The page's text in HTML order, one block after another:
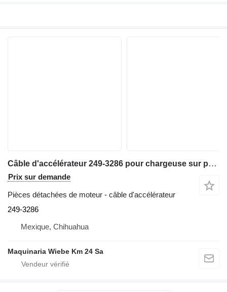
Câble d'accélérateur 249-3286 pour chargeuse sur pneus Caterpillar 416D - 432D
Prix sur demande
Pièces détachées de moteur - câble d'accélérateur
249-3286
Mexique, Chihuahua
Maquinaria Wiebe Km 24 Sa